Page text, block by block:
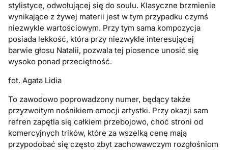
stylistyce, odwołującej się do soulu. Klasyczne brzmienie
wynikające z żywej materii jest w tym przypadku czymś
niezwykle wartościowym. Przy tym sama kompozycja
posiada lekkość, która przy niezwykle interesującej
barwie głosu Natalii, pozwala tej piosence unosić się
wysoko ponad przeciętność.
fot. Agata Lidia
To zawodowo poprowadzony numer, będący także
przyzwoitym nośnikiem emocji artystki. Przy okazji sam
refren zapętla się całkiem przebojowo, choć stroni od
komercyjnych trików, które za wszelką cenę mają
przypodobać się często zbyt zachowawczym rozgłośniom